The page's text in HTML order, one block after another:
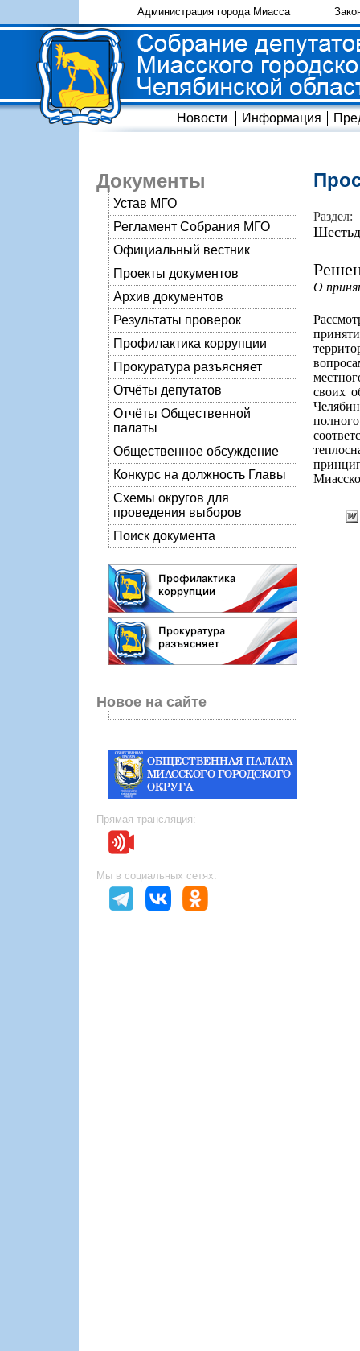
Администрация города Миасса
Новости Информация
Документы
Устав МГО
Регламент Собрания МГО
Официальный вестник
Проекты документов
Архив документов
Результаты проверок
Профилактика коррупции
Прокуратура разъясняет
Отчёты депутатов
Отчёты Общественной
палаты
Общественное обсуждение
Конкурс на должность Главы
Схемы округов для
проведения выборов
Поиск документа
Новое на сайте
Прямая трансляция:
Мы в социальных сетях:
Раздел:
О
своих